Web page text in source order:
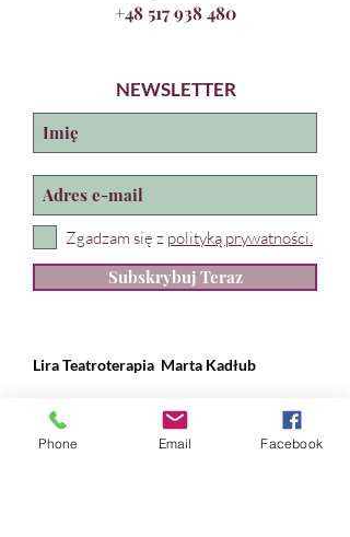
+48 517 938 480
NEWSLETTER
Zgadzam się z polityką prywatności.
Subskrybuj Teraz
Lira Teatroterapia Marta Kadłub
ul. Władysława IV 28, Gdynia
Phone Email Facebook